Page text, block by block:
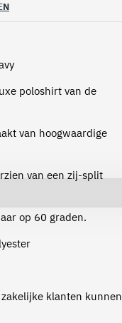
poloshirt van de
van hoogwaardige
van een zij-split
op 60 graden.
klanten kunnen